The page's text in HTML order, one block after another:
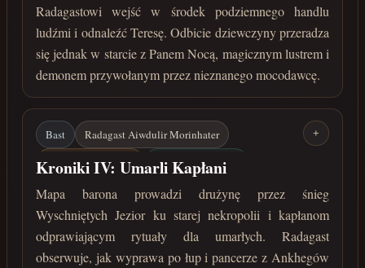
marzec 30 roku przed Zaćmieniem
Radagastowi wejść w środek podziemnego handlu
ludźmi i odnaleźć Teresę. Odbicie dziewczyny przeradza
się jednak w starcie z Panem Nocą, magicznym lustrem i
demonem przywołanym przez nieznanego mocodawcę.
Bast
Radagast Aiwdulir Morinhater
Kampania Północna
Wyschnięte Jeziora
Nekropolia
Umarli kapłani
Smocza maska
marzec 30 roku przed Zaćmieniem
+
Kroniki IV: Umarli Kapłani
Mapa barona prowadzi drużynę przez śnieg
Wyschniętych Jezior ku starej nekropolii i kapłanom
odprawiającym rytuały dla umarłych. Radagast
obserwuje, jak wyprawa po łup i pancerze z Ankhegów